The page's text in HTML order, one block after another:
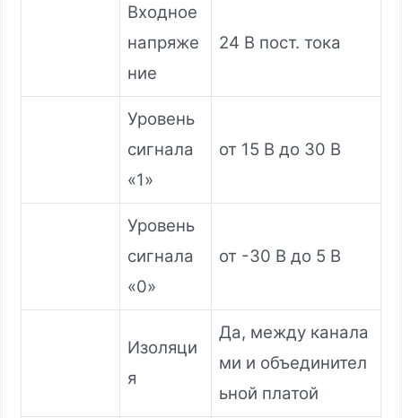
Входное
напряже
ние
24 В пост. тока
Уровень
сигнала
«1»
от 15 В до 30 В
Уровень
сигнала
«0»
от -30 В до 5 В
Изоляци
я
Да, между канала
ми и объединител
ьной платой